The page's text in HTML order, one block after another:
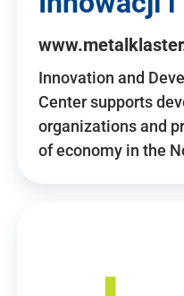
Innovation and
Center supports
organizations and
of economy in the